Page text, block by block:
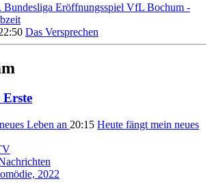
Bundesliga Eröffnungsspiel VfL Bochum -
Das Versprechen
Erste
20:15 Heute fängt mein neues
2022